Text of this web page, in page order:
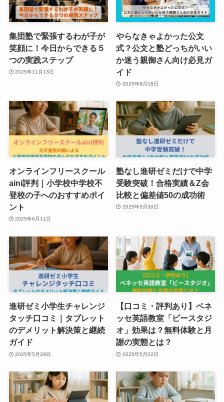
集団塾で緊張するわが子が
笑顔に！今日からできる５
つの実践ステップ
2025年11月13日
やらなきゃよかった公文
式？公文と塾どっちがいい
か迷う親御さん向け必見ガ
イド
2025年9月18日
オンラインフリースクール
aini評判｜小学校中学校不
登校の子へのおすすめポイ
ント
2025年6月11日
塾なし進研ゼミだけで中学
受験突破！合格実績＆Z会
比較と偏差値50の成功術
2025年5月30日
進研ゼミ小学生チャレンジ
タッチ口コミ｜タブレット
のデメリット解決策と継続
ガイド
2025年5月29日
【口コミ・評判あり】ベネ
ッセ英語教室「ビースタジ
オ」効果は？無料体験と月
謝の実態とは？
2025年5月22日